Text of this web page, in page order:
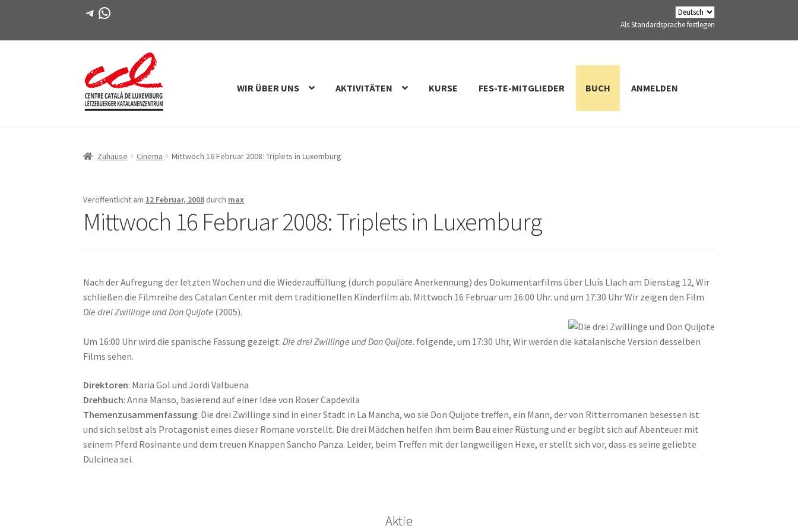
Telegramm
WhatsApp
Als Standardsprache festlegen
Direkt
zur
Zum
Inhalt
WIR ÜBER UNS AKTIVITÄTEN KURSE FES-TE-MITGLIEDER BUCH ANMELDEN
Zuhause Cinema Mittwoch 16 Februar 2008: Triplets in Luxemburg
Veröffentlicht am 12 Februar, 2008 durch max
Mittwoch 16 Februar 2008: Triplets in Luxemburg
Nach der Aufregung der letzten Wochen und die Wiederauffüllung (durch populäre Anerkennung) des Dokumentarfilms über Lluís Llach am Dienstag 12, Wir
schließen die Filmreihe des Catalan Center mit dem traditionellen Kinderfilm ab. Mittwoch 16 Februar um 16:00 Uhr. und um 17:30 Uhr Wir zeigen den Film
Die drei Zwillinge und Don Quijote (2005).
Um 16:00 Uhr wird die spanische Fassung gezeigt:Die drei Zwillinge und Don Quijote. folgende, um 17:30 Uhr, Wir werden die katalanische Version desselben
Films sehen.
Direktoren: Maria Gol und Jordi Valbuena
Drehbuch: Anna Manso, basierend auf einer Idee von Roser Capdevila
Themenzusammenfassung: Die drei Zwillinge sind in einer Stadt in La Mancha, wo sie Don Quijote treffen, ein Mann, der von Ritterromanen besessen ist
und sich selbst als Protagonist eines dieser Romane vorstellt. Die drei Mädchen helfen ihm beim Bau einer Rüstung und er begibt sich auf Abenteuer mit
seinem Pferd Rosinante und dem treuen Knappen Sancho Panza. Leider, beim Treffen mit der langweiligen Hexe, er stellt sich vor, dass es seine geliebte
Dulcinea sei.
Aktie